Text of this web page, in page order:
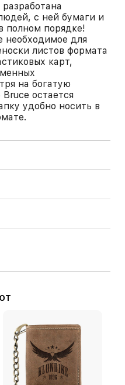
с ней бумаги и
полном порядке!
необходимое для
листов формата
карт,
на богатую
остается
удобно носить в